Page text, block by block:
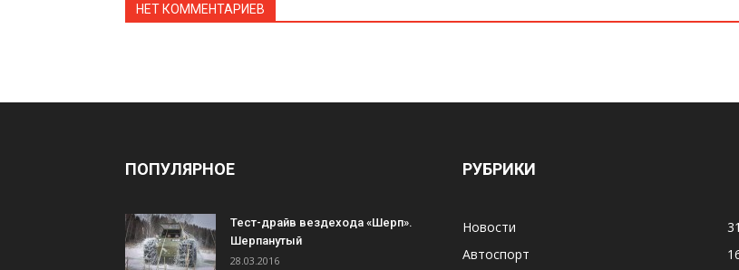
НЕТ КОММЕНТАРИЕВ
ПОПУЛЯРНОЕ
Тест-драйв вездехода «Шерп».
Шерпанутый
28.03.2016
РУБРИКИ
Новости
Автоспорт